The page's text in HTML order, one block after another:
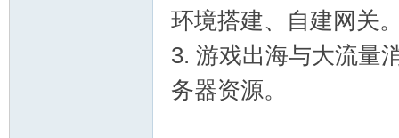
环境搭建、自建网关
3. 游戏出海与大流量
务器资源。